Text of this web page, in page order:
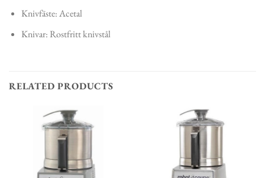
Knivfäste: Acetal
Knivar: Rostfritt knivstål
RELATED PRODUCTS